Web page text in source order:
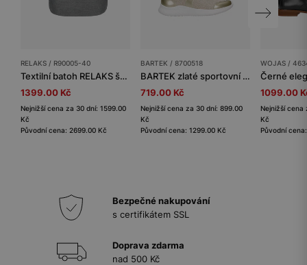
RELAKS / R90005-40
Textilní batoh RELAKS šedý melange
1399.00 Kč
Nejnižší cena za 30 dní: 1599.00
Kč
Původní cena: 2699.00 Kč
BARTEK / 8700518
BARTEK zlaté sportovní tenisky pro dívky 87005-18
719.00 Kč
Nejnižší cena za 30 dní: 899.00
Kč
Původní cena: 1299.00 Kč
WOJAS /
1099.00
Nejnižší cena
Kč
Původní
Bezpečné nakupování
s certifikátem SSL
Doprava zdarma
nad 500 Kč